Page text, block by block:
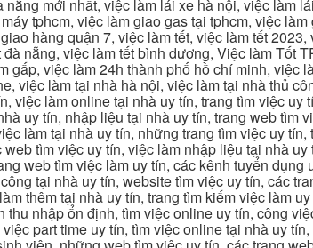
mới nhất, việc làm lái xe hà nội, việc làm
tphcm, việc làm giao gas tại tphcm, việc
hàng quận 7, việc làm tết, việc làm tết
nẵng, việc làm tết bình dương, Việc làm Tốt
việc làm 24h thành phố hồ chí minh, việc
việc làm tại nhà hà nội, việc làm tại nhà thủ
việc làm online tại nhà uy tín, trang tìm việc
uy tín, nhập liệu tại nhà uy tín, trang web tìm
làm tại nhà uy tín, những trang tìm việc uy
tìm việc uy tín, việc làm nhập liệu tại nhà
web tìm việc làm uy tín, các kênh tuyển
tại nhà uy tín, website tìm việc uy tín, các
thêm tại nhà uy tín, trang tìm kiếm việc làm
nhập ổn định, tìm việc online uy tín, công
part time uy tín, tìm việc online tại nhà uy